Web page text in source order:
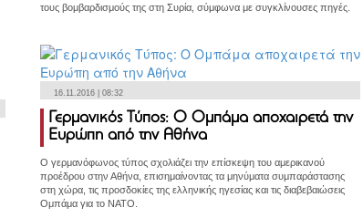
τους βομβαρδισμούς της στη Συρία, σύμφωνα με συγκλίνουσες πηγές.
16.11.2016 | 08:32
Γερμανικός Τύπος: Ο Ομπάμα αποχαιρετά την
Ευρώπη από την Αθήνα
Ο γερμανόφωνος τύπος σχολιάζει την επίσκεψη του αμερικανού
προέδρου στην Αθήνα, επισημαίνοντας τα μηνύματα συμπαράστασης
στη χώρα, τις προσδοκίες της ελληνικής ηγεσίας και τις διαβεβαιώσεις
Ομπάμα για το ΝΑΤΟ.